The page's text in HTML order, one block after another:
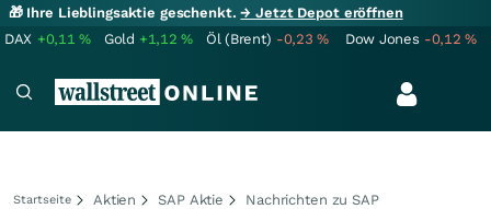
🎁 Ihre Lieblingsaktie geschenkt.→ Jetzt Depot eröffnen
DAX +0,11% Gold +1,12% Öl (Brent) -0,23% Dow Jones -0,12%
Startseite Aktien SAP Aktie Nachrichten zu SAP